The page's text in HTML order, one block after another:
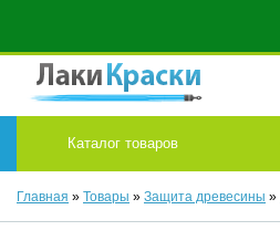
Каталог товаров
Главная » Товары » Защита древесины »